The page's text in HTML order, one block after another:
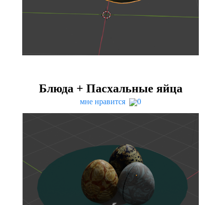
Блюда + Пасхальные яйца
мне нравится 0